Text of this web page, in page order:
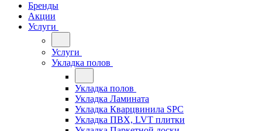
Бренды
Акции
Услуги
Услуги
Укладка полов
Укладка полов
Укладка Ламината
Укладка Кварцвинила SPC
Укладка ПВХ, LVT плитки